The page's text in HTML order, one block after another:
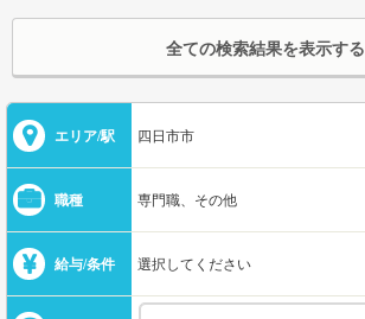
全ての検索結果を表示する
エリア/駅 四日市市
職種 専門職、その他
給与/条件 選択してください